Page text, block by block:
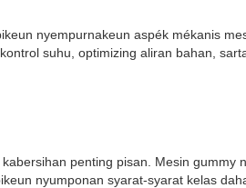
nyempurnakeun aspék mékanis
suhu, optimizing aliran bahan,
penting pisan. Mesin
nyumponan syarat-syarat kelas